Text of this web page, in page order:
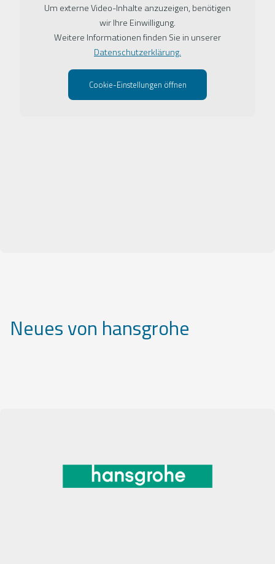
Um externe Video-Inhalte anzuzeigen, benötigen
wir Ihre Einwilligung.
Weitere Informationen finden Sie in unserer
Datenschutzerklärung.
Cookie-Einstellungen öffnen
Neues von hansgrohe